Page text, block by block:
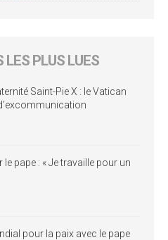
PLUS LUES
Saint-Pie X : le Vatican
pape : « Je travaille pour un
pour la paix avec le pape